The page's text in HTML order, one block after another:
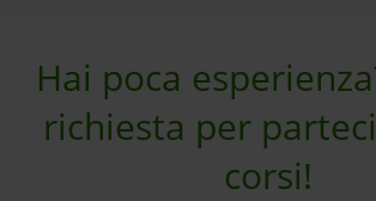
Hai poca
richiesta per
corsi!